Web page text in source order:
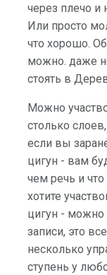
через плечо и
Или просто
что хорошо.
можно. даже
стоять в
Можно
столько
если вы
цигун - вам
чем речь и
хотите
цигун - можно
записи, это
несколько
ступень у